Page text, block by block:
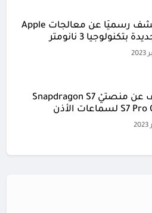
آبل تكشف رسميًا عن معالجات Apple
الكشف عن منصتيْ Snapdragon S7